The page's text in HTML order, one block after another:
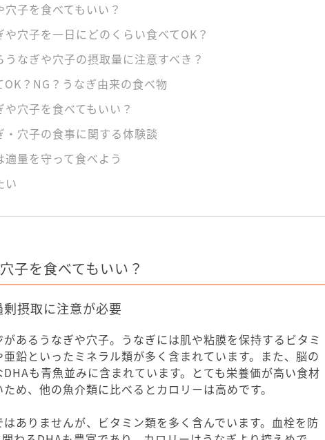
子を食べてもいい？
穴子を一日にどのくらい食べてOK？
なぎや穴子の摂取量に注意すべき？
？NG？うなぎ由来の食べ物
穴子を食べてもいい？
・穴子の食事に関する体験談
適量を守って食べよう
い
子を食べてもいい？
剰摂取に注意が必要
あるうなぎや穴子。うなぎには肌や粘膜を保持するビタミ
鉛といったミネラル類が多く含まれています。また、脳の
も青魚並みに含まれています。とても栄養価が高い食材
め、他の魚介類に比べるとカロリーは高めです。
ありませんが、ビタミン類を多く含んでいます。血栓を防